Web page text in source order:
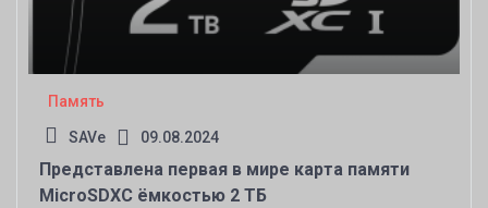
Память
SAVe 09.08.2024
Представлена первая в мире карта памяти
MicroSDXC ёмкостью 2 ТБ